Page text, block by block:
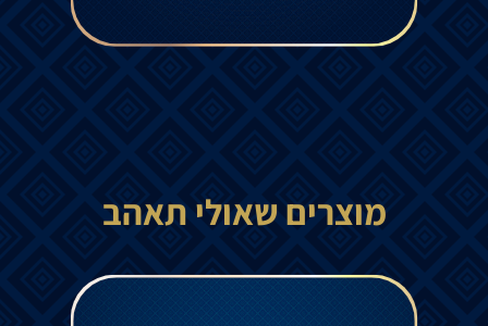
מוצרים שאולי תאהב